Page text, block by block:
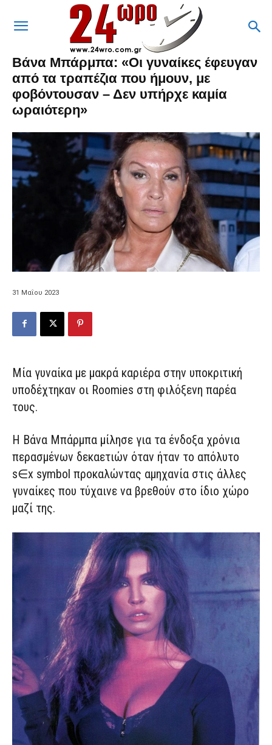
Βάνα Μπάρμπα: «Οι γυναίκες έφευγαν
από τα τραπέζια που ήμουν, με
φοβόντουσαν – Δεν υπήρχε καμία
ωραιότερη»
31 Μαΐου 2023
Μία γυναίκα με μακρά καριέρα στην υποκριτική
υποδέχτηκαν οι Roomies στη φιλόξενη παρέα
τους.
Η Βάνα Μπάρμπα μίλησε για τα ένδοξα χρόνια
περασμένων δεκαετιών όταν ήταν το απόλυτο
s∈x symbol προκαλώντας αμηχανία στις άλλες
γυναίκες που τύχαινε να βρεθούν στο ίδιο χώρο
μαζί της.